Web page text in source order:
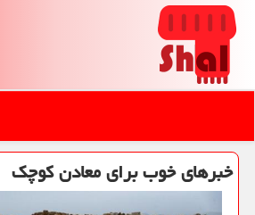
خبرهای خوب برای معادن كوچك